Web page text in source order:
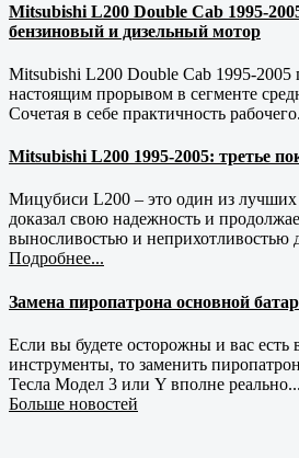
Mitsubishi L200 Double Cab 1995-
бензиновый и дизельный мотор
Mitsubishi L200 Double Cab 1995-2005
настоящим прорывом в сегменте
Сочетая в себе практичность
Mitsubishi L200 1995-2005: третье
Мицубиси L200 – это один из
доказал свою надежность и
выносливостью и неприхотливостью
Подробнее...
Замена пиропатрона основной
Если вы будете осторожны и вас есть
инструменты, то заменить
Тесла Модел 3 или Y вполне
Больше новостей